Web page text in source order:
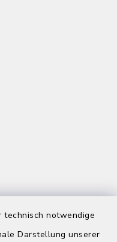
notwendige
Darstellung unserer